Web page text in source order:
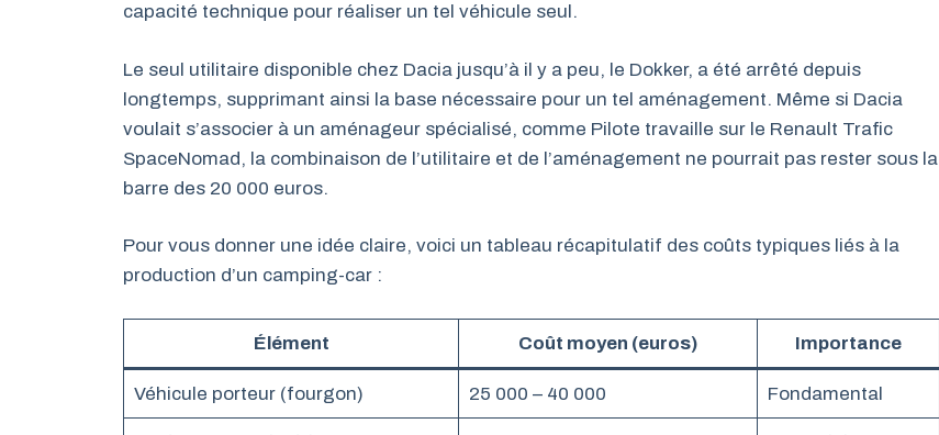
capacité technique pour réaliser un tel véhicule seul.
Le seul utilitaire disponible chez Dacia jusqu’à il y a peu, le Dokker, a été arrêté depuis
longtemps, supprimant ainsi la base nécessaire pour un tel aménagement. Même si Dacia
voulait s’associer à un aménageur spécialisé, comme Pilote travaille sur le Renault Trafic
SpaceNomad, la combinaison de l’utilitaire et de l’aménagement ne pourrait pas rester sous la
barre des 20 000 euros.
Pour vous donner une idée claire, voici un tableau récapitulatif des coûts typiques liés à la
production d’un camping-car :
Élément Coût moyen (euros) Importance
Véhicule porteur (fourgon) 25 000 – 40 000 Fondamental